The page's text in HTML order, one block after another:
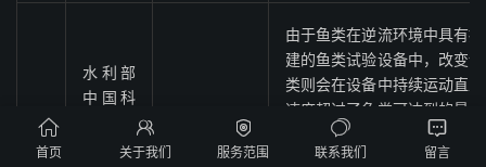
5
2
水利部
中国科
工程生
鱼类游泳能
力试验技术
由于鱼类在逆流环境中具有
建的鱼类试验设备中，改变
类则会在设备中持续运动直
速度超过了鱼类可达到的最
击因此无法运动。根据设备
运动情况，可分析得到鱼类

首页

关于我们

服务范围

联系我们

留言